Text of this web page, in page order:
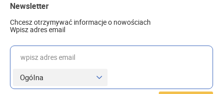
Newsletter
Chcesz otrzymywać informacje o nowościach
Wpisz adres email
wpisz adres email